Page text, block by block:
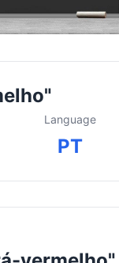
Language
PT